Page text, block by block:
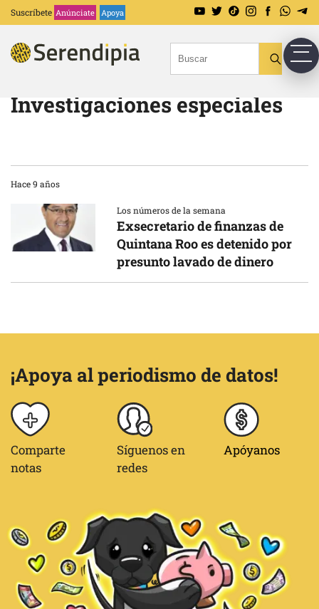
Suscríbete Anúnciate Apoya
Investigaciones especiales
Hace 9 años
Los números de la semana
Exsecretario de finanzas de
Quintana Roo es detenido por
presunto lavado de dinero
¡Apoya al periodismo de datos!
Comparte
notas
Síguenos en
redes
Apóyanos